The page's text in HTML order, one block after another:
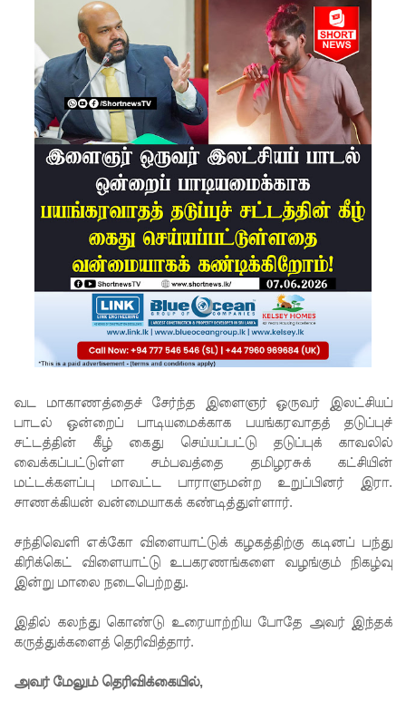
செவ்வந்தி
க்கு
மீண்டும்
விளக்கம
தகவல்!
சலே மனு
மீதான
விசார
ஆகஸ்ட்
25 க்கு
ஒத்திவைப்
பு!
நாட்டில்
வட மாகாணத்தைச் சேர்ந்த இளைஞர் ஒருவர் இலட்சியப்
பாடல் ஒன்றைப் பாடியமைக்காக பயங்கரவாதத் தடுப்புச்
சட்டத்தின் கீழ் கைது செய்யப்பட்டு தடுப்புக் காவலில்
வைக்கப்பட்டுள்ள சம்பவத்தை தமிழரசுக் கட்சியின்
மட்டக்களப்பு மாவட்ட பாராளுமன்ற உறுப்பினர் இரா.
சாணக்கியன் வன்மையாகக் கண்டித்துள்ளார்.
சந்திவெளி எக்கோ விளையாட்டுக் கழகத்திற்கு கடினப் பந்து
கிரிக்கெட் விளையாட்டு உபகரணங்களை வழங்கும் நிகழ்வு
இன்று மாலை நடைபெற்றது.
இதில் கலந்து கொண்டு உரையாற்றிய போதே அவர் இந்தக்
கருத்துக்களைத் தெரிவித்தார்.
அவர் மேலும் தெரிவிக்கையில்,